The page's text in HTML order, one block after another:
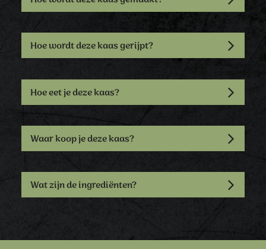
Hoe wordt deze kaas gerijpt?
Hoe eet je deze kaas?
Waar koop je deze kaas?
Wat zijn de ingrediënten?